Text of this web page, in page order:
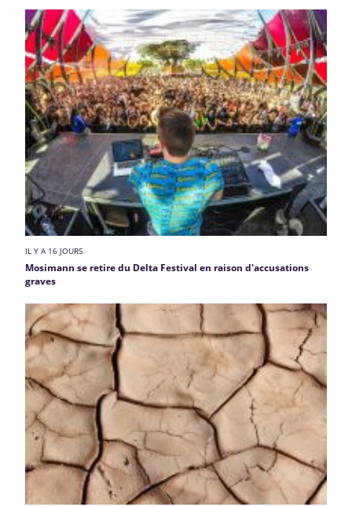
IL Y A 16 JOURS
Mosimann se retire du Delta Festival en raison d'accusations
graves